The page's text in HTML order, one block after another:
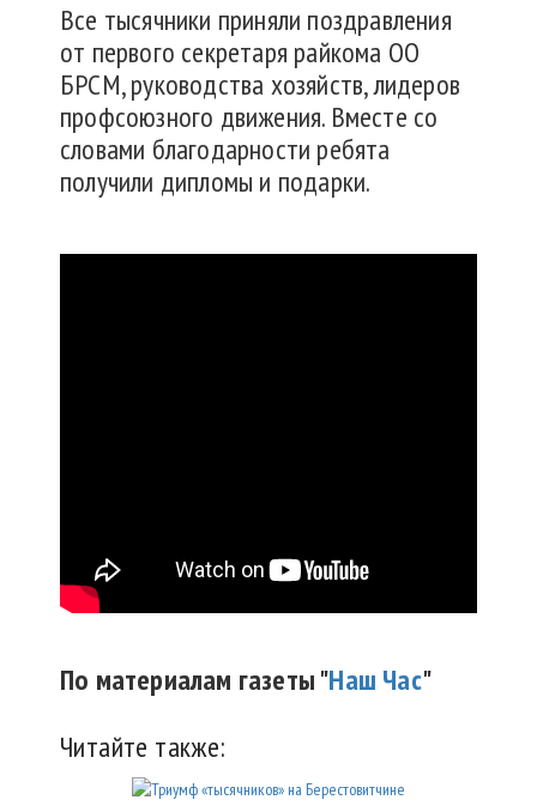
Все тысячники приняли поздравления
от первого секретаря райкома ОО
БРСМ, руководства хозяйств, лидеров
профсоюзного движения. Вместе со
словами благодарности ребята
получили дипломы и подарки.
По материалам газеты "Наш Час"
Читайте также: